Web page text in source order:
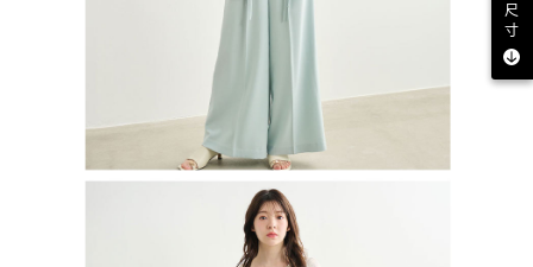
尺
寸